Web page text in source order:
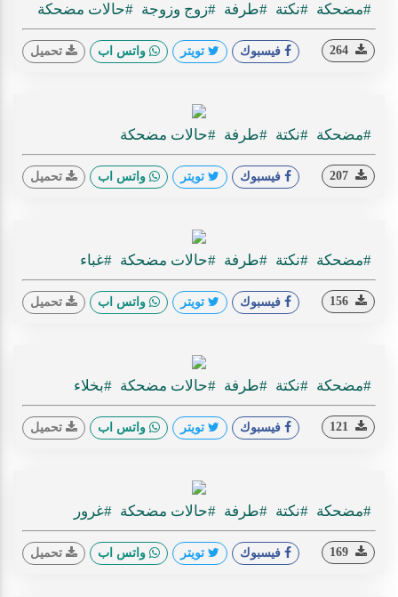
#مضحكة #نكتة #طرفة #زوج وزوجة #حالات مضحكة
فيسبوك تويتر واتس اب تحميل
#مضحكة #نكتة #طرفة #حالات مضحكة
فيسبوك تويتر واتس اب تحميل
#مضحكة #نكتة #طرفة #حالات مضحكة #غباء
فيسبوك تويتر واتس اب تحميل
#مضحكة #نكتة #طرفة #حالات مضحكة #بخلاء
فيسبوك تويتر واتس اب تحميل
#مضحكة #نكتة #طرفة #حالات مضحكة #غرور
فيسبوك تويتر واتس اب تحميل